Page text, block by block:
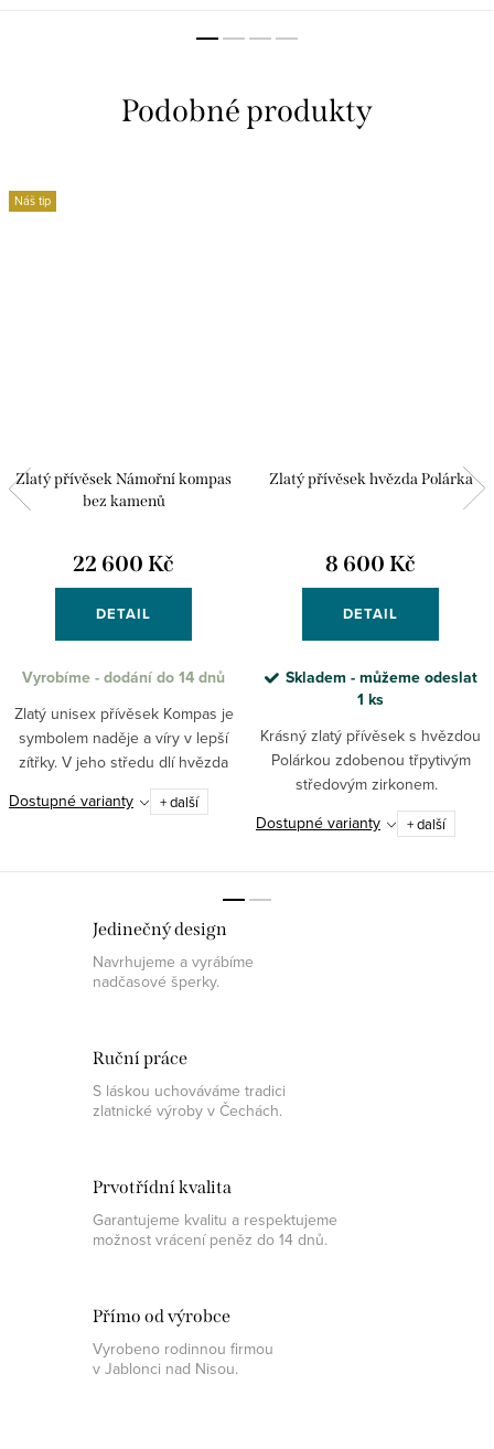
Náš tip
Zlatý přívěsek Námořní kompas
bez kamenů
22 600 Kč
DETAIL
Vyrobíme - dodání do 14 dnů
Zlatý unisex přívěsek Kompas je
symbolem naděje a víry v lepší
zítřky. V jeho středu dlí hvězda
Polárka, která vám vždy ukáže
ten správný směr. Probudí ve vás
Dostupné varianty + další
Zlatý přívěsek hvězda Polárka
8 600 Kč
DETAIL
Skladem - můžeme odeslat
1 ks
Krásný zlatý přívěsek s hvězdou
Polárkou zdobenou třpytivým
středovým zirkonem.
Dostupné varianty
+ další
Jedinečný design
Navrhujeme a vyrábíme
nadčasové šperky.
Ruční práce
S láskou uchováváme tradici
zlatnické výroby v Čechách.
Prvotřídní kvalita
Garantujeme kvalitu a respektujeme
možnost vrácení peněz do 14 dnů.
Přímo od výrobce
Vyrobeno rodinnou firmou
v Jablonci nad Nisou.